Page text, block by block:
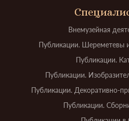
Внемузейная
Публикации. Шереметевы
Публикации.
Публикации.
Публикации. Декоративно-
Публикации.